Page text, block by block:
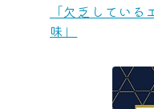
「欠乏してい
味」